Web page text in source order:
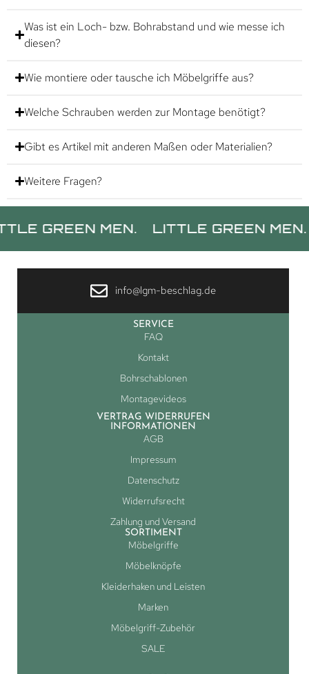
Was ist ein Loch- bzw. Bohrabstand und wie messe ich
diesen?
Wie montiere oder tausche ich Möbelgriffe aus?
Welche Schrauben werden zur Montage benötigt?
Gibt es Artikel mit anderen Maßen oder Materialien?
Weitere Fragen?
MEN. LITTLE GREEN MEN.
info@lgm-beschlag.de
SERVICE
FAQ
Kontakt
Bohrschablonen
Montagevideos
VERTRAG WIDERRUFEN
INFORMATIONEN
AGB
Impressum
Datenschutz
Widerrufsrecht
Zahlung und Versand
SORTIMENT
Möbelgriffe
Möbelknöpfe
Kleiderhaken und Leisten
Marken
Möbelgriff-Zubehör
SALE